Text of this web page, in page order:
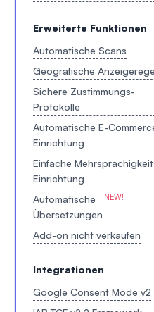
Erweiterte Funktionen
Automatische Scans
Geografische
Sichere Zustimmungs-
Protokolle
Automatische E-
Einrichtung
Einfache
Einrichtung
Automatische
Übersetzungen
Add-on nicht verkaufen
Integrationen
Google Consent Mode v2